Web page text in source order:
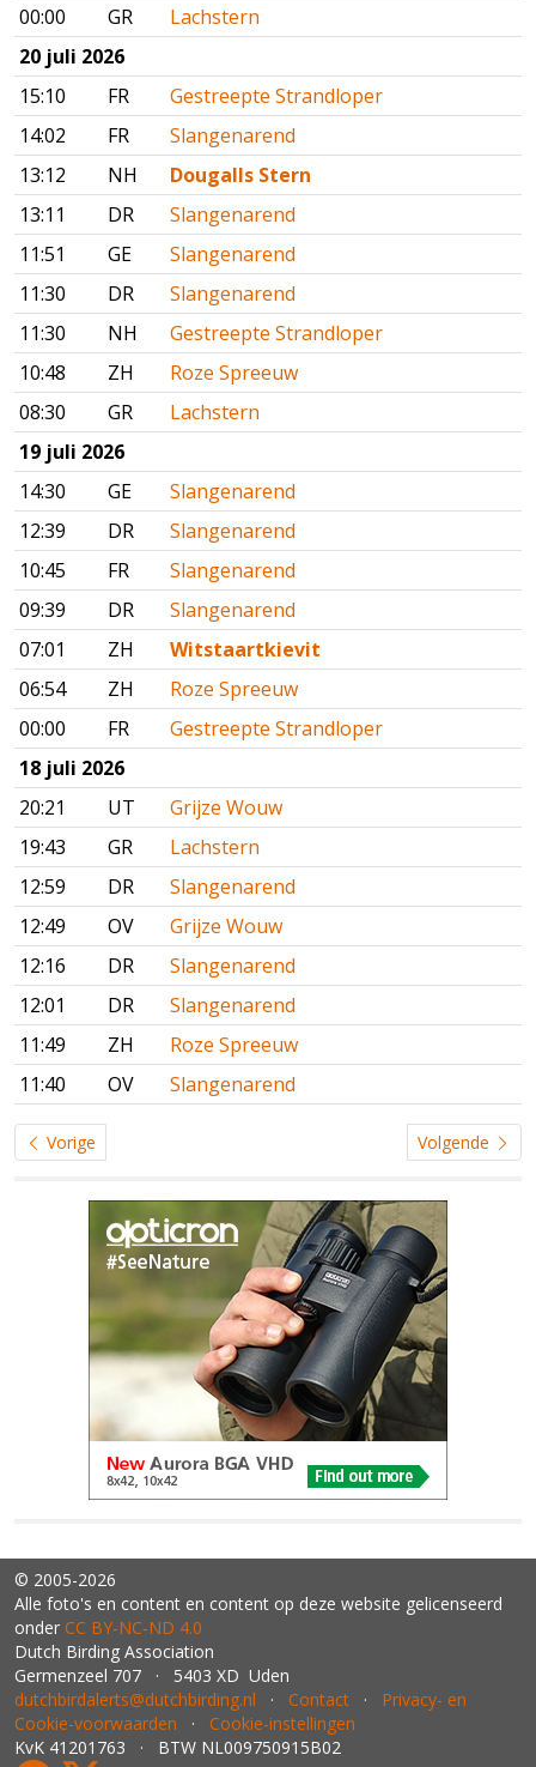
00:00
GR
Lachstern
20 juli 2026
15:10
FR
Gestreepte Strandloper
14:02
FR
Slangenarend
13:12
NH
Dougalls Stern
13:11
DR
Slangenarend
11:51
GE
Slangenarend
11:30
DR
Slangenarend
11:30
NH
Gestreepte Strandloper
10:48
ZH
Roze Spreeuw
08:30
GR
Lachstern
19 juli 2026
14:30
GE
Slangenarend
12:39
DR
Slangenarend
10:45
FR
Slangenarend
09:39
DR
Slangenarend
07:01
ZH
Witstaartkievit
06:54
ZH
Roze Spreeuw
00:00
FR
Gestreepte Strandloper
18 juli 2026
20:21
UT
Grijze Wouw
19:43
GR
Lachstern
12:59
DR
Slangenarend
12:49
OV
Grijze Wouw
12:16
DR
Slangenarend
12:01
DR
Slangenarend
11:49
ZH
Roze Spreeuw
11:40
OV Slangenarend
Vorige Volgende
© 2005-2026
Alle foto's en content en content op deze website gelicenseerd
onder CC BY‑NC‑ND 4.0
Dutch Birding Association
Germenzeel 707 · 5403 XD Uden
dutchbirdalerts@dutchbirding.nl · Contact · Privacy- en
Cookie-voorwaarden · Cookie-instellingen
KvK 41201763 · BTW NL009750915B02